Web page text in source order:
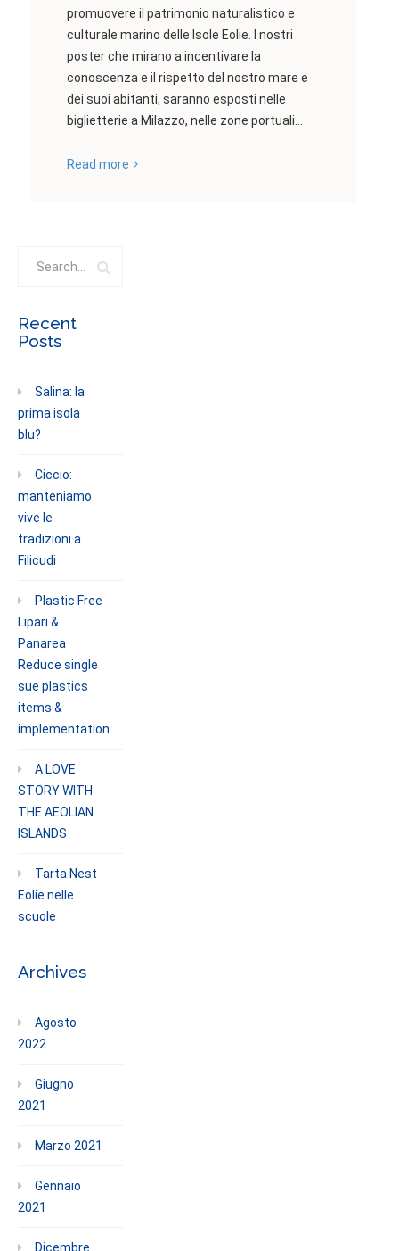
promuovere il patrimonio naturalistico e
culturale marino delle Isole Eolie. I nostri
poster che mirano a incentivare la
conoscenza e il rispetto del nostro mare e
dei suoi abitanti, saranno esposti nelle
biglietterie a Milazzo, nelle zone portuali...
Read more
Recent
Posts
Salina: la
prima isola
blu?
Ciccio:
manteniamo
vive le
tradizioni a
Filicudi
Plastic Free
Lipari &
Panarea
Reduce single
sue plastics
items &
implementation
A LOVE
STORY WITH
THE AEOLIAN
ISLANDS
Tarta Nest
Eolie nelle
scuole
Archives
Agosto
2022
Giugno
2021
Marzo 2021
Gennaio
2021
Dicembre